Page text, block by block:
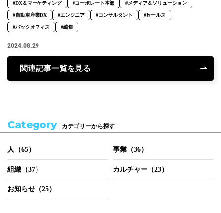
#DX＆マーケティング #コーポレート本部 #メディア＆ソリューション
#自動車産業DX #エンジニア #コンサルタント #セールス
#バックオフィス #編集
2024.08.29
関連記事一覧を見る
Category カテゴリーから探す
人（65） 事業（36）
組織（37） カルチャー（23）
お知らせ（25）